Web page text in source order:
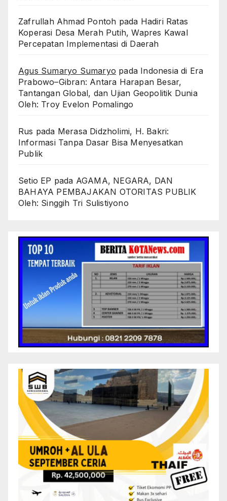
Zafrullah Ahmad Pontoh pada Hadiri Ratas
Koperasi Desa Merah Putih, Wapres Kawal
Percepatan Implementasi di Daerah
Agus Sumaryo Sumaryo pada Indonesia di Era
Prabowo–Gibran: Antara Harapan Besar,
Tantangan Global, dan Ujian Geopolitik Dunia
Oleh: Troy Evelon Pomalingo
Rus pada Merasa Didzholimi, H. Bakri:
Informasi Tanpa Dasar Bisa Menyesatkan
Publik
Setio EP pada AGAMA, NEGARA, DAN
BAHAYA PEMBAJAKAN OTORITAS PUBLIK
Oleh: Singgih Tri Sulistiyono